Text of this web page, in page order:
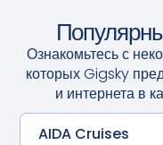
Ознакомьтесь с
которых Gigsky
и интернета в
AIDA Cruises